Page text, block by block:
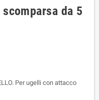
da 5
Per ugelli con attacco